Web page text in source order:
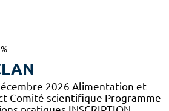
2026 Alimentation et
Comité scientifique Programme